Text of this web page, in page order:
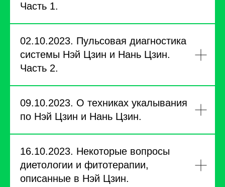
Часть 1.
02.10.2023. Пульсовая диагностика
системы Нэй Цзин и Нань Цзин.
Часть 2.
09.10.2023. О техниках укалывания
по Нэй Цзин и Нань Цзин.
16.10.2023. Некоторые вопросы
диетологии и фитотерапии,
описанные в Нэй Цзин.